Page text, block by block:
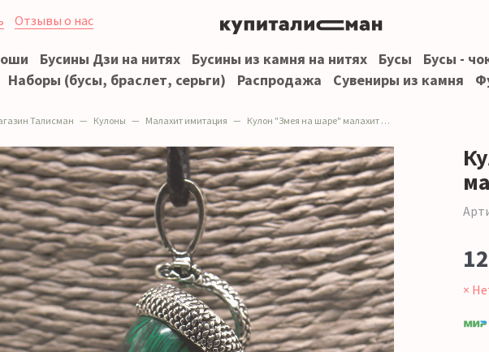
Отзывы о нас
Бусины Дзи на нитях Бусины из камня на нитях Бусы Бусы -
Наборы (бусы, браслет, серьги)
Распродажа Сувениры из камня
Талисман Кулоны Малахит имитация Кулон "Змея на шаре" малахит имитация
×